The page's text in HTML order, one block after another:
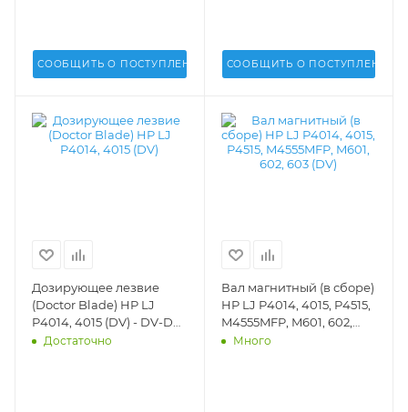
СООБЩИТЬ О ПОСТУПЛЕНИИ СООБЩИТЬ О ПОСТУПЛЕНИИ
Дозирующее лезвие
(Doctor Blade) HP LJ
P4014, 4015 (DV) - DV-DB-
H4015-10
Достаточно
Вал магнитный (в сборе)
HP LJ P4014, 4015, P4515,
M4555MFP, M601, 602,
603 (DV) - DV-MR-H4015
Много